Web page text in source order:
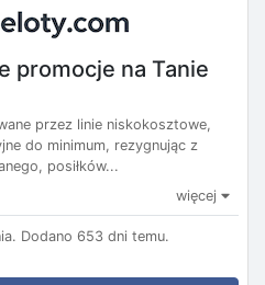
promocje na Tanie
przez linie niskokosztowe,
do minimum, rezygnując z
posiłków...
więcej
Dodano 653 dni temu.